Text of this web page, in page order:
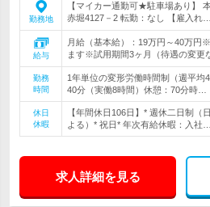
勤務地
【マイカー通勤可★駐車場あり】
赤堀4127－2 転勤：なし 【雇入れ…
給与
月給（基本給）：19万円～40万円
ます※試用期間3ヶ月（待遇の変更
勤務
時間
1年単位の変形労働時間制（週平均
40分（実働8時間）休憩：70分時…
休日
休暇
【年間休日106日】* 週休二日制（
よる）* 祝日* 年次有給休暇：入社…
求人詳細を見る